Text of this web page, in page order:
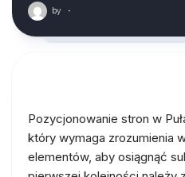
by ·
Pozycjonowanie stron w
który wymaga zrozumienia
elementów, aby osiągnąć